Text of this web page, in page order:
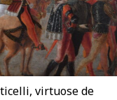
virtuose de